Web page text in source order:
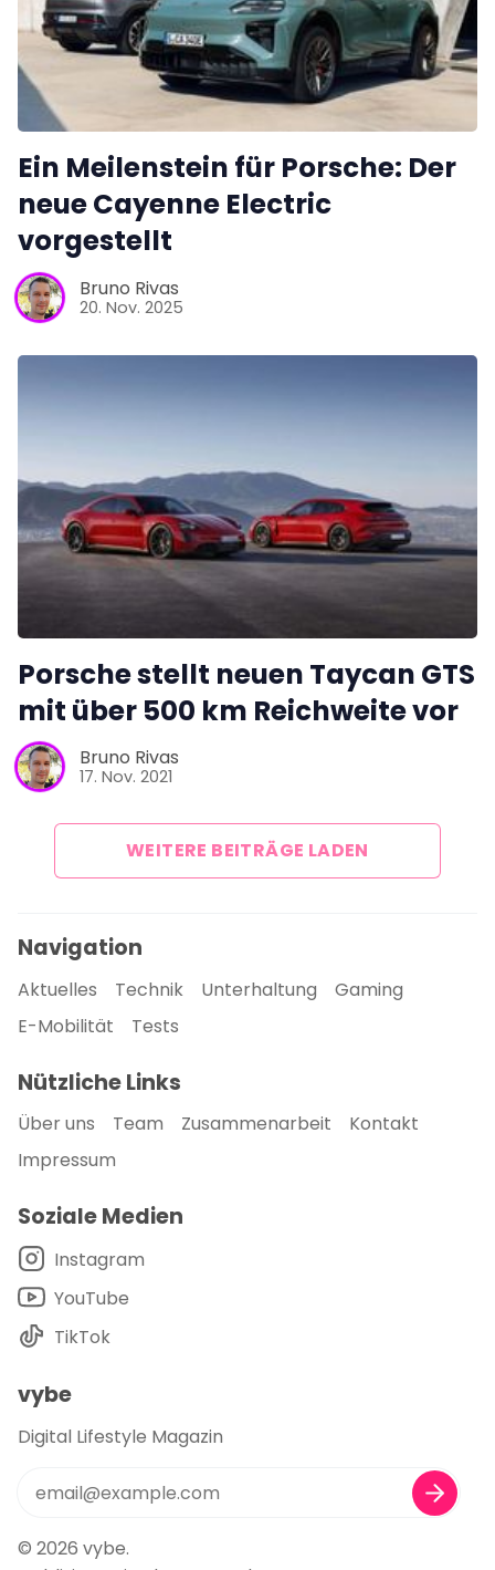
Ein Meilenstein für Porsche: Der
neue Cayenne Electric
vorgestellt
Bruno Rivas
20. Nov. 2025
Porsche stellt neuen Taycan GTS
mit über 500 km Reichweite vor
Bruno Rivas
17. Nov. 2021
WEITERE BEITRÄGE LADEN
Navigation
Aktuelles Technik Unterhaltung
Gaming
E-Mobilität
Tests
Nützliche Links
Über uns Team Zusammenarbeit
Kontakt
Impressum
Soziale Medien
Instagram
YouTube
TikTok
vybe
Digital Lifestyle Magazin
© 2026 vybe.